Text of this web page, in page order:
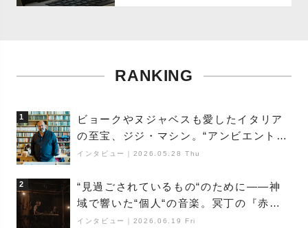
RANKING
1
ビョークやヌジャベスも愛したイタリア
の至宝、ジジ・マシン。“アンビエントの
巨匠”が明かす創作の原点と、「動き」に
インタビュー 2026.05.28 Thu
2
“見過ごされているもの“のために――神
域で響いた“個人“の音楽。冥丁の『赤城
夜神楽』をレポート
インタビュー 2026.06.19 Fri